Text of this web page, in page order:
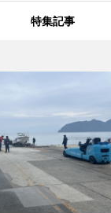
特集記事